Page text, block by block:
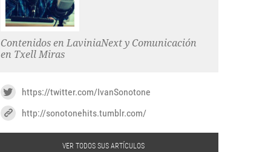
Contenidos en LaviniaNext y Comunicación
en Txell Miras
https://twitter.com/IvanSonotone
http://sonotonehits.tumblr.com/
VER TODOS SUS ARTÍCULOS